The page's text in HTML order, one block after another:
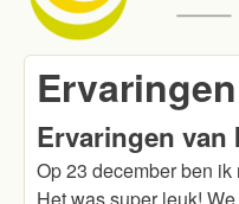
De
Verborgen
Ervaringen
Ervaringen van
Op 23 december ben